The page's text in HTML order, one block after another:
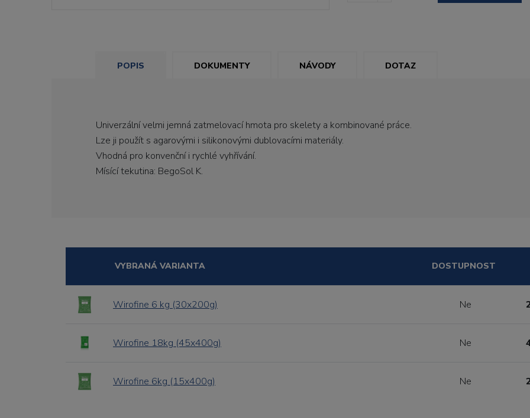
POPIS DOKUMENTY NÁVODY DOTAZ
Univerzální velmi jemná zatmelovací hmota pro skelety a kombinované práce.
Lze ji použít s agarovými i silikonovými dublovacími materiály.
Vhodná pro konvenční i rychlé vyhřívání.
Mísící tekutina: BegoSol K.
VYBRANÁ VARIANTA DOSTUPNOST
Wirofine 6 kg (30x200g) Ne
Wirofine 18kg (45x400g) Ne
Wirofine 6kg (15x400g) Ne